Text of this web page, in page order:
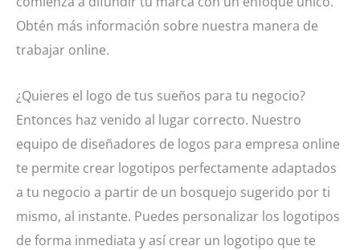
Obtén más información sobre nuestra manera de
trabajar online.
¿Quieres el logo de tus sueños para tu negocio?
Entonces haz venido al lugar correcto. Nuestro
equipo de diseñadores de logos para empresa online
te permite crear logotipos perfectamente adaptados
a tu negocio a partir de un bosquejo sugerido por ti
mismo, al instante. Puedes personalizar los logotipos
de forma inmediata y así crear un logotipo que te